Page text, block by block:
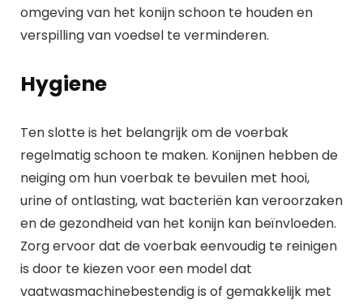
omgeving van het konijn schoon te houden en
verspilling van voedsel te verminderen.
Hygiene
Ten slotte is het belangrijk om de voerbak
regelmatig schoon te maken. Konijnen hebben de
neiging om hun voerbak te bevuilen met hooi,
urine of ontlasting, wat bacteriën kan veroorzaken
en de gezondheid van het konijn kan beïnvloeden.
Zorg ervoor dat de voerbak eenvoudig te reinigen
is door te kiezen voor een model dat
vaatwasmachinebestendig is of gemakkelijk met